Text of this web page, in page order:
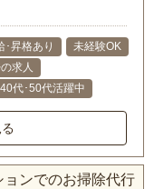
･昇格あり
未経験OK
求人
代･50代活躍中
ンでのお掃除代行